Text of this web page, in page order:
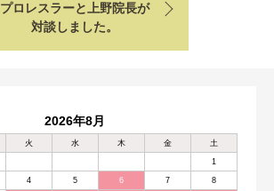
プロレスラーと上野院長が
対談しました。
2026年8月
火 水 木 金 土
1
4 5 6 7 8